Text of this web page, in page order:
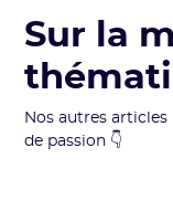
Sur la
Nos autres
de passion 👇